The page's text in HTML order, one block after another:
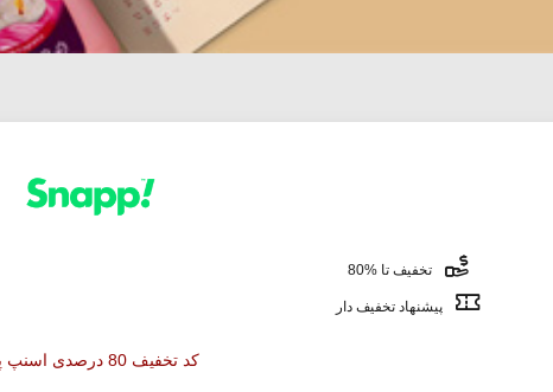
تخفیف تا %80
پیشنهاد تخفیف دار
کد تخفیف 80 درصدی اسنپ پرو